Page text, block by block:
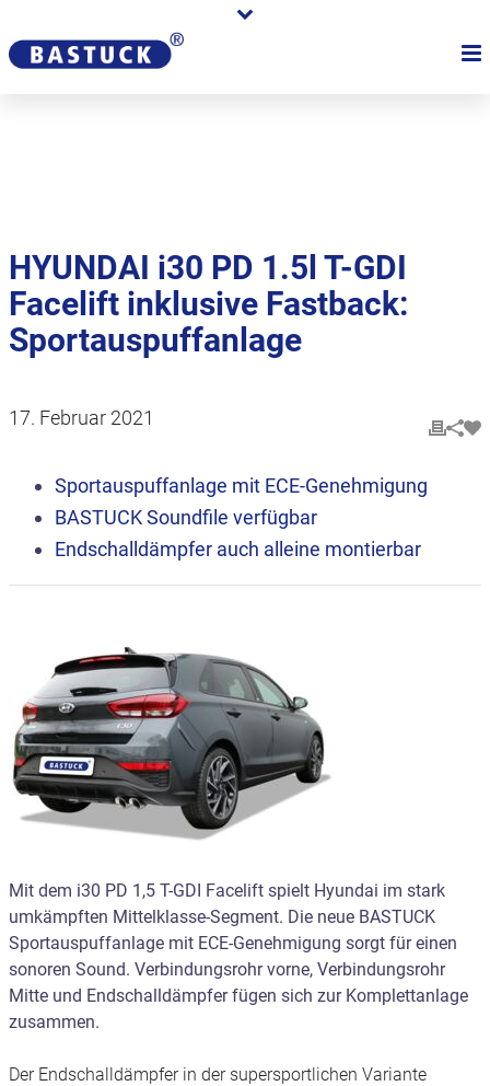
Händler
HYUNDAI i30 PD 1.5l T-GDI
Facelift inklusive Fastback:
Sportauspuffanlage
17. Februar 2021
Sportauspuffanlage mit ECE-Genehmigung
BASTUCKSoundfile verfügbar
Endschalldämpfer auch alleine montierbar
Mit dem i30 PD 1,5 T-GDI Facelift spielt Hyundai im stark
umkämpften Mittelklasse-Segment. Die neue BASTUCK
Sportauspuffanlage mit ECE-Genehmigung sorgt für einen
sonoren Sound. Verbindungsrohr vorne, Verbindungsrohr
Mitte und Endschalldämpfer fügen sich zur Komplettanlage
zusammen.
Der Endschalldämpfer in der supersportlichen Variante